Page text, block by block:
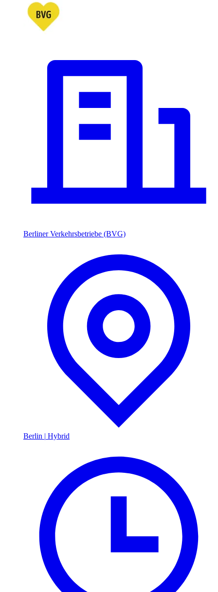
Berliner Verkehrsbetriebe (BVG)
Berlin | Hybrid